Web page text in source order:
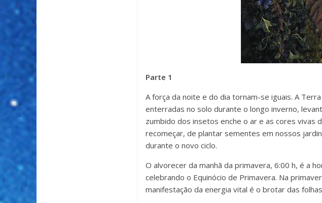
Parte 1
A força da noite e do dia tornam-se iguais. A
enterradas no solo durante o longo inverno,
zumbido dos insetos enche o ar e as cores vivas
recomeçar, de plantar sementes em nossos
durante o novo ciclo.
O alvorecer da manhã da primavera, 6:00 h, é a
celebrando o Equinócio de Primavera. Na
manifestação da energia vital é o brotar das